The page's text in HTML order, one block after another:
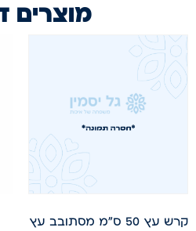
מוצרים
קרש עץ 50 ס"מ מסתובב עץ